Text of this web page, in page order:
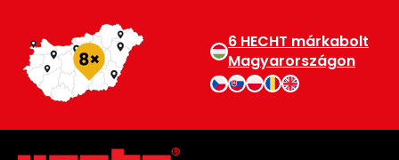
6 HECHT márkabolt
Magyarországon